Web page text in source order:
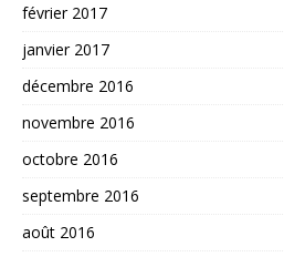
février 2017
janvier 2017
décembre 2016
novembre 2016
octobre 2016
septembre 2016
août 2016